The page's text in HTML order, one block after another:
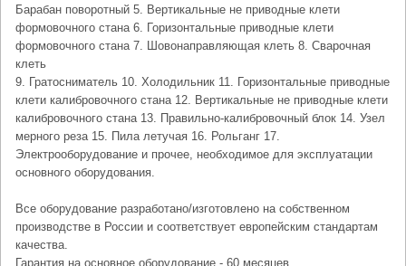
Барабан поворотный 5. Вертикальные не приводные клети
формовочного стана 6. Горизонтальные приводные клети
формовочного стана 7. Шовонаправляющая клеть 8. Сварочная
клеть
9. Гратосниматель 10. Холодильник 11. Горизонтальные приводные
клети калибровочного стана 12. Вертикальные не приводные клети
калибровочного стана 13. Правильно-калибровочный блок 14. Узел
мерного реза 15. Пила летучая 16. Рольганг 17.
Электрооборудование и прочее, необходимое для эксплуатации
основного оборудования.
Все оборудование разработано/изготовлено на собственном
производстве в России и соответствует европейским стандартам
качества.
Гарантия на основное оборудование - 60 месяцев.